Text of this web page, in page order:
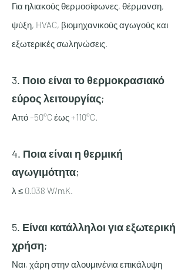
Για ηλιακούς θερμοσίφωνες, θέρμανση,
ψύξη, HVAC, βιομηχανικούς αγωγούς και
εξωτερικές σωληνώσεις.
3. Ποιο είναι το θερμοκρασιακό
εύρος λειτουργίας;
Από –50°C έως +110°C.
4. Ποια είναι η θερμική
αγωγιμότητα;
λ ≤ 0.038 W/m·K.
5. Είναι κατάλληλοι για εξωτερική
χρήση;
Ναι, χάρη στην αλουμινένια επικάλυψη